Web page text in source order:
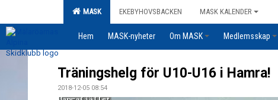
MASK EKEBYHOVSBACKEN MASK KALENDER
Hem MASK-nyheter Om MASK Medlemsskap
Träningshelg för U10-U16 i Hamra!
2018-12-05 08:54